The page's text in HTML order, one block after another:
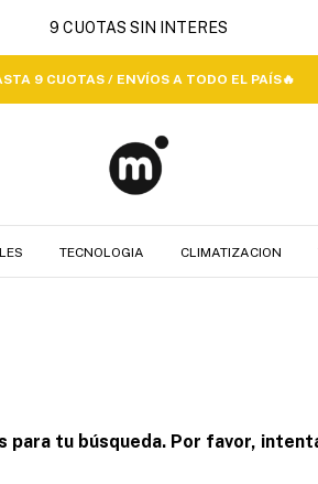
9 CUOTAS / ENVÍOS A TODO EL PAÍS🔥
TECNOLOGIA CLIMATIZACION
para tu búsqueda. Por favor,